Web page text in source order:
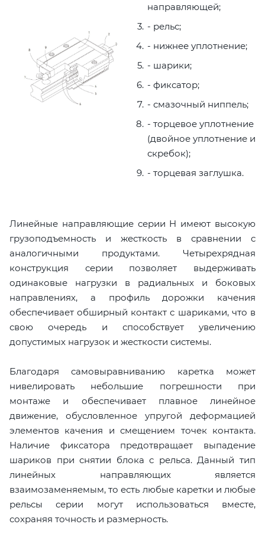
направляющей;
- рельс;
- нижнее уплотнение;
- шарики;
- фиксатор;
- смазочный ниппель;
- торцевое уплотнение
(двойное уплотнение и
скребок);
- торцевая заглушка.
Линейные направляющие серии H имеют высокую
грузоподъемность и жесткость в сравнении с
аналогичными продуктами. Четырехрядная
конструкция серии позволяет выдерживать
одинаковые нагрузки в радиальных и боковых
направлениях, а профиль дорожки качения
обеспечивает обширный контакт с шариками, что в
свою очередь и способствует увеличению
допустимых нагрузок и жесткости системы.
Благодаря самовыравниванию каретка может
нивелировать небольшие погрешности при
монтаже и обеспечивает плавное линейное
движение, обусловленное упругой деформацией
элементов качения и смещением точек контакта.
Наличие фиксатора предотвращает выпадение
шариков при снятии блока с рельса. Данный тип
линейных направляющих является
взаимозаменяемым, то есть любые каретки и любые
рельсы серии могут использоваться вместе,
сохраняя точность и размерность.